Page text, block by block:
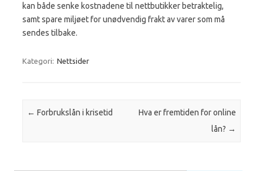
kan både senke kostnadene til nettbutikker betraktelig,
samt spare miljøet for unødvendig frakt av varer som må
sendes tilbake.
Kategori: Nettsider
Innleggsnavigasjon
← Forbrukslån i krisetid
Hva er fremtiden for online
lån? →